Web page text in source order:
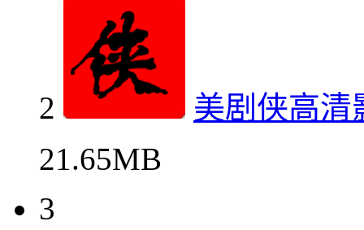
2
美剧侠高清
21.65MB
3